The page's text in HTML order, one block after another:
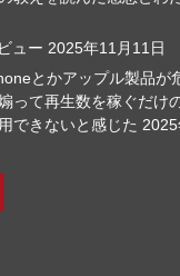
ュー 2025年11月11日
とかアップル製品が
って再生数を稼ぐだけ
できないと感じた